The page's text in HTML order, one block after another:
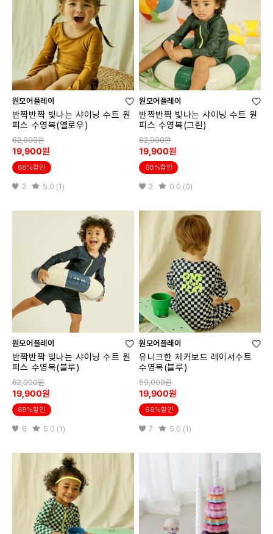
원모어플레이
반짝반짝 빛나는 샤이닝 수트 원
피스 수영복(옐로우)
62,000원
19,900원
68%할인
2 5.0 (1)
원모어플레이
반짝반짝 빛나는 샤이닝 수트 원
피스 수영복(그린)
62,000원
19,900원
68%할인
2 0.0 (0)
원모어플레이
반짝반짝 빛나는 샤이닝 수트 원
피스 수영복(블루)
62,000원
19,900원
68%할인
6 5.0 (1)
원모어플레이
유니크한 체커보드 레이서수트
수영복(블루)
59,000원
19,900원
66%할인
7 5.0 (1)